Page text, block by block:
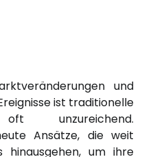
und
ist traditionelle
oft unzureichend.
Ansätze, die weit
hinausgehen, um ihre